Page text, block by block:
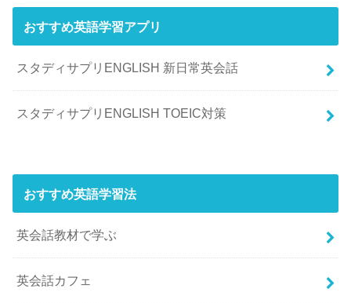
おすすめ英語学習アプリ
スタディサプリENGLISH 新日常英会話
スタディサプリENGLISH TOEIC対策
おすすめ英語学習法
英会話教材で学ぶ
英会話カフェ